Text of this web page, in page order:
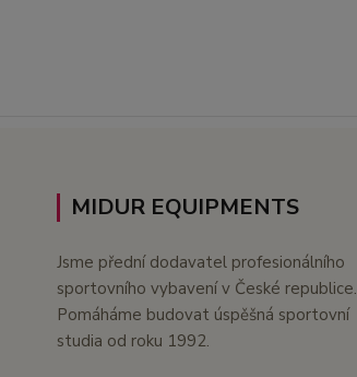
MIDUR EQUIPMENTS
Jsme přední dodavatel profesionálního
sportovního vybavení v České republice.
Pomáháme budovat úspěšná sportovní
studia od roku 1992.